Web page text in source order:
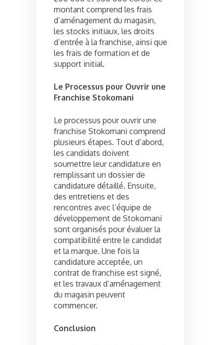
montant comprend les frais
d’aménagement du magasin,
les stocks initiaux, les droits
d’entrée à la franchise, ainsi que
les frais de formation et de
support initial.
Le Processus pour Ouvrir une
Franchise Stokomani
Le processus pour ouvrir une
franchise Stokomani comprend
plusieurs étapes. Tout d’abord,
les candidats doivent
soumettre leur candidature en
remplissant un dossier de
candidature détaillé. Ensuite,
des entretiens et des
rencontres avec l’équipe de
développement de Stokomani
sont organisés pour évaluer la
compatibilité entre le candidat
et la marque. Une fois la
candidature acceptée, un
contrat de franchise est signé,
et les travaux d’aménagement
du magasin peuvent
commencer.
Conclusion